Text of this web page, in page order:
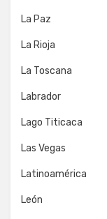
La Paz
La Rioja
La Toscana
Labrador
Lago Titicaca
Las Vegas
Latinoamérica
León